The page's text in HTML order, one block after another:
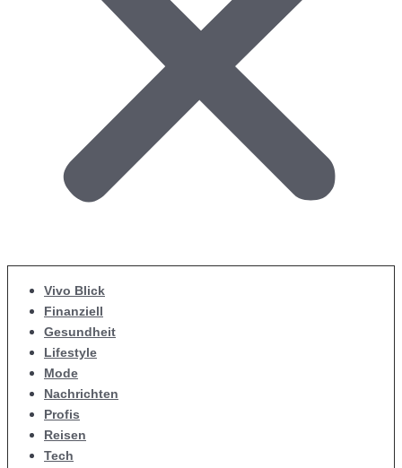
Vivo Blick
Finanziell
Gesundheit
Lifestyle
Mode
Nachrichten
Profis
Reisen
Tech